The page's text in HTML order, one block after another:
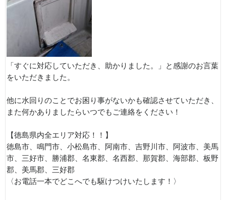
「すぐに対応していただき、助かりました。」と感謝のお言葉
をいただきました。
他に水回りのことでお困り事がないかも確認させていただき、
また何かありましたらいつでもご連絡をください！
【徳島県内全エリア対応！！】
徳島市、鳴門市、小松島市、阿南市、吉野川市、阿波市、美馬
市、三好市、勝浦郡、名東郡、名西郡、那賀郡、海部郡、板野
郡、美馬郡、三好郡
〈お電話一本でどこへでも駆けつけいたします！〉